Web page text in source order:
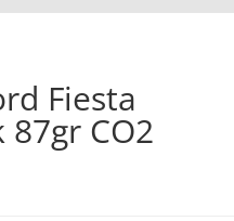
Fiesta
87gr CO2